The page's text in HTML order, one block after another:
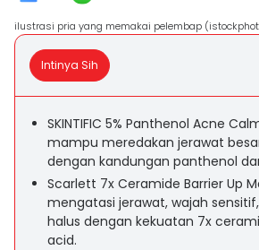
ilustrasi pria yang memakai pelembap
Intinya Sih
SKINTIFIC 5% Panthenol Acne
mampu meredakan jerawat
dengan kandungan panthenol
Scarlett 7x Ceramide Barrier Up
mengatasi jerawat, wajah
halus dengan kekuatan 7x
acid.